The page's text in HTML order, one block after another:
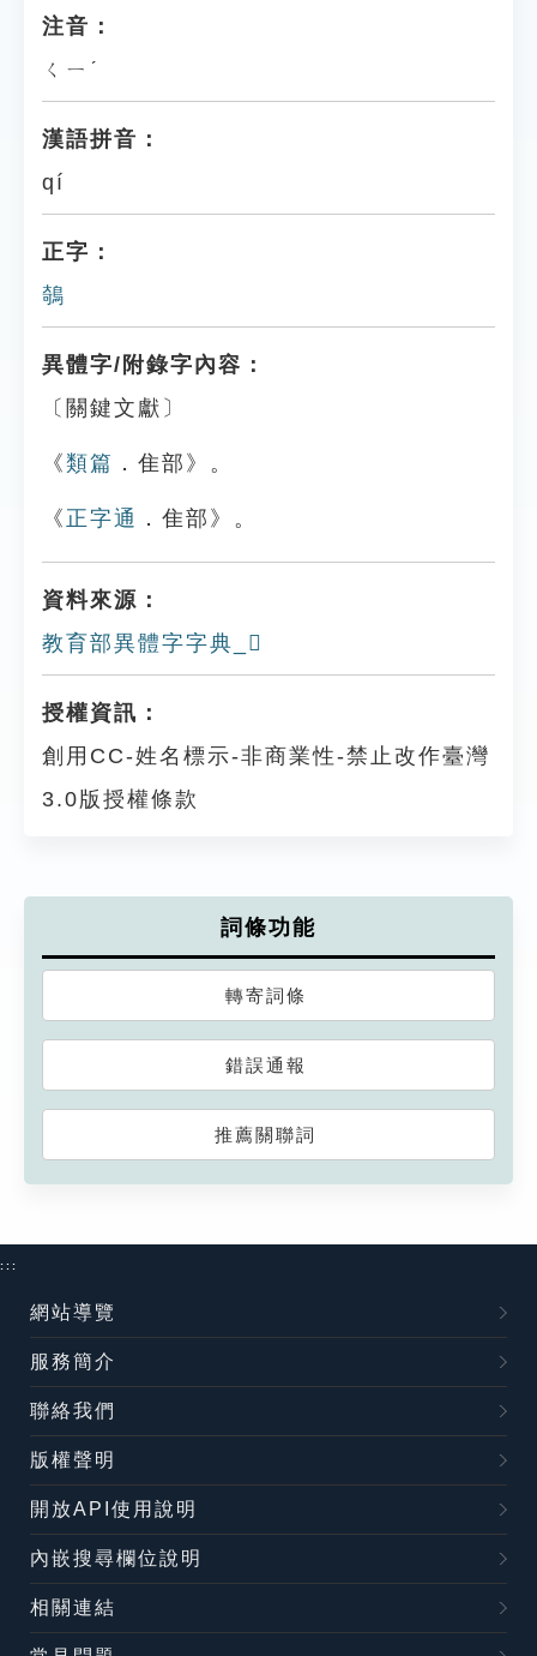
注音：
ㄑㄧˊ
漢語拼音：
qí
正字：
鵸
異體字/附錄字內容：
〔關鍵文獻〕
《類篇 ．隹部》。
《 正字通 ．隹部》。
資料來源：
教育部異體字字典_𨿫
授權資訊：
創用CC-姓名標示-非商業性-禁止改作臺灣
3.0版授權條款
詞條功能
轉寄詞條
錯誤通報
推薦關聯詞
:::
網站導覽
服務簡介
聯絡我們
版權聲明
開放API使用說明
內嵌搜尋欄位說明
相關連結